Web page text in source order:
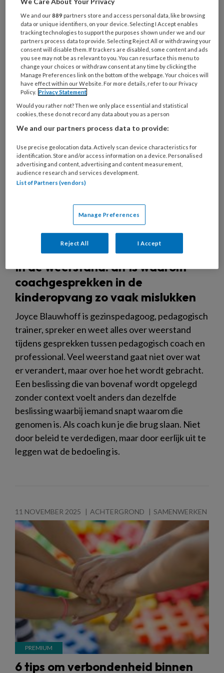
leven als bedrijfsjurist arbeidsrecht bij een
containeroverslagbedrijf gewerkt te hebben, wil
ze nu iets betekenen voor Rotterdamse kinderen
die een steuntje in de rug kunnen gebruiken.
23 MAART 2026 NIEUWS SAMENWERKEN
In de weerstand: dit is waarom
coachgesprekken in de
kinderopvang zo vaak mislukken
Joyce Blauwhoff is gezinspedagoog, pedagogisch
trainer, spreker en weet alles over weerstand
tijdens gesprekken tussen pedagogisch coach en
professional. Veel weerstand gaat niet over wat
er verandert, maar over hoe het wordt gebracht.
Een beslissing die van bovenaf wordt opgelegd
zonder context voelt anders dan dezelfde
beslissing waarbij iemand snapt waarom die
genomen is. Als coach kun je die brug slaan. Niet
door beleid te verdedigen, maar door eerlijk uit te
leggen wat de bedoeling is.
11 NOVEMBER 2025 ACHTERGROND SAMENWERKEN
6 tips om verbondenheid binnen
We and our889 partners store and access personal data, like browsing
data or unique identifiers, on your device. Selecting I Accept enables
tracking technologies to support the purposes shown under we and our
partners process data to provide. Selecting Reject All or withdrawing your
consent will disable them. If trackers are disabled, some content and ads
you see may not be as relevant to you. You can resurface this menu to
change your choices or withdraw consent at any time by clicking the
Manage Preferences link on the bottom of the webpage. Your choices will
have effect within our Website. For more details, refer to our Privacy
Policy. Privacy Statement
Would you rather not? Then we only place essential and statistical
cookies, these do not record any data about you as a person
We and our partners process data to provide:
Use precise geolocation data. Actively scan device characteristics for
identification. Store and/or access information on a device. Personalised
advertising and content, advertising and content measurement,
audience research and services development.
List of Partners (vendors)
Manage Preferences
Reject All I Accept